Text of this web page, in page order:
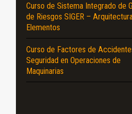
Curso de Sistema Integrado de
de Riesgos SIGER –
Elementos
Curso de Factores de
Seguridad en Operaciones de
Maquinarias